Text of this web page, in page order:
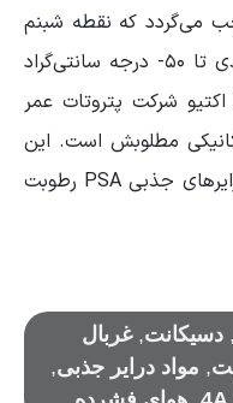
می‌گردد که نقطه شبنم
هوای خروجی بسته به شرایط فرآیندی تا ۵۰- درجه‌ سانتی‌گراد
اکتیو شرکت پتروتات عمر
مطلوبش است. این
جاذب معمولا در اثر کاهش فشار درایرهای جذبی PSA رطوبت
, دسیکانت,غربال
, مواد درایر جذبی,